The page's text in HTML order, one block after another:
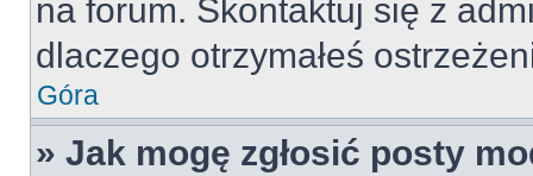
na forum. Skontaktuj się z
dlaczego otrzymałeś
Góra
» Jak mogę zgłosić posty